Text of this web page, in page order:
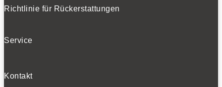
Richtlinie für Rückerstattungen
Service
Kontakt